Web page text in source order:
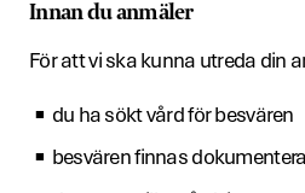
Innan du anmäler
För att vi ska kunna utreda din
du ha sökt vård för besvären
besvären finnas